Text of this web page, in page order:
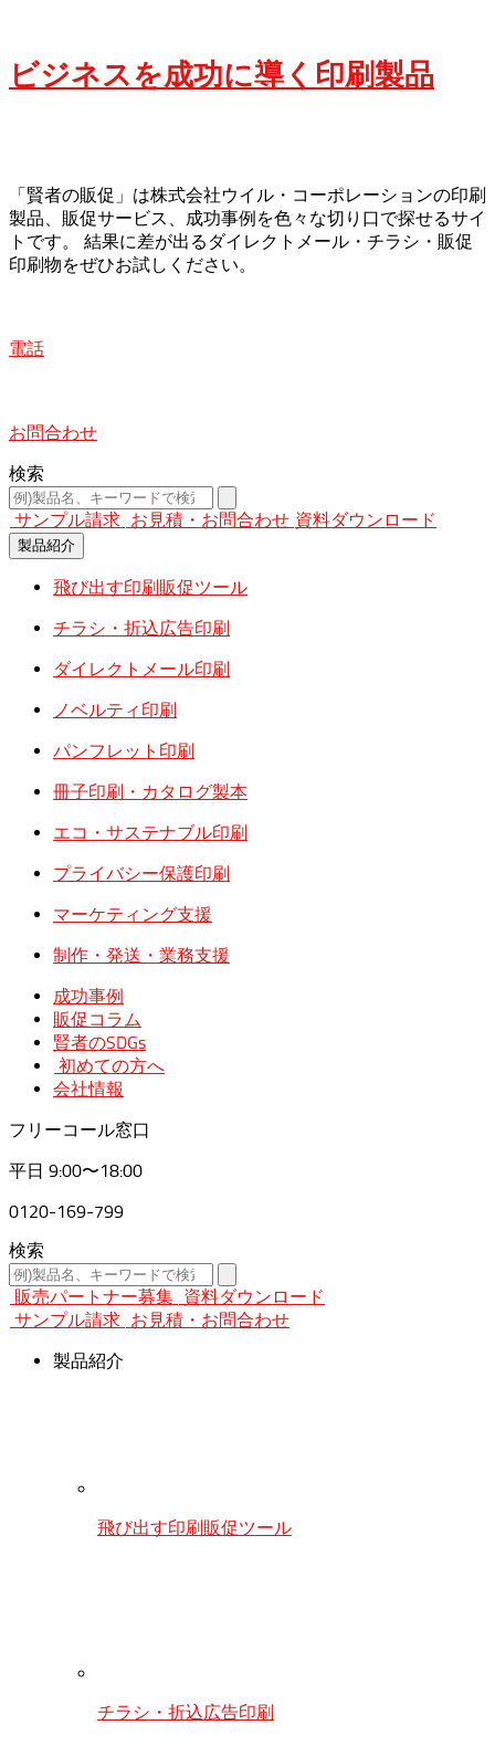
ビジネスを成功に導く印刷製品
「賢者の販促」は株式会社ウイル・コーポレーションの印刷
製品、販促サービス、成功事例を色々な切り口で探せるサイ
トです。 結果に差が出るダイレクトメール・チラシ・販促
印刷物をぜひお試しください。
電話
お問合わせ
検索
サンプル請求 お見積・お問合わせ 資料ダウンロード
製品紹介
飛び出す印刷販促ツール
チラシ・折込広告印刷
ダイレクトメール印刷
ノベルティ印刷
パンフレット印刷
冊子印刷・カタログ製本
エコ・サステナブル印刷
プライバシー保護印刷
マーケティング支援
制作・発送・業務支援
成功事例
販促コラム
賢者のSDGs
初めての方へ
会社情報
フリーコール窓口
平日 9:00〜18:00
0120-169-799
検索
販売パートナー募集 資料ダウンロード
サンプル請求 お見積・お問合わせ
製品紹介
飛び出す印刷販促ツール
チラシ・折込広告印刷